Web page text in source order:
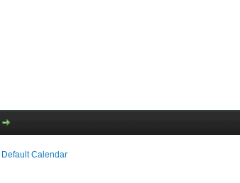
Default Calendar